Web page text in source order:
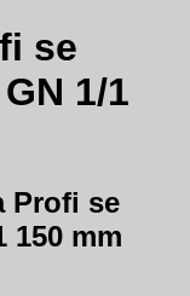
se
1/1
Profi se
150 mm